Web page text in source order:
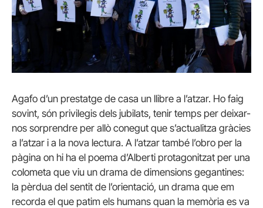
Agafo d’un prestatge de casa un llibre a l’atzar. Ho faig
sovint, són privilegis dels jubilats, tenir temps per deixar-
nos sorprendre per allò conegut que s’actualitza gràcies
a l’atzar i a la nova lectura. A l’atzar també l’obro per la
pàgina on hi ha el poema d’Alberti protagonitzat per una
colometa que viu un drama de dimensions gegantines:
la pèrdua del sentit de l’orientació, un drama que em
recorda el que patim els humans quan la memòria es va